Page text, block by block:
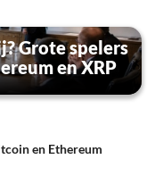
Grote spelers
en XRP
en Ethereum